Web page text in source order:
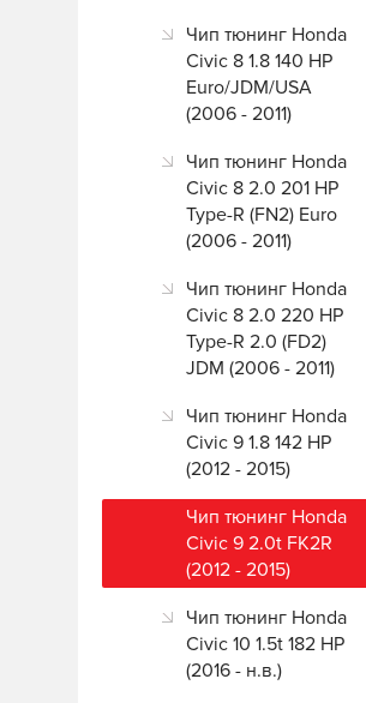
Чип тюнинг Honda
Civic 8 1.8 140 HP
Euro/JDM/USA
(2006 - 2011)
Чип тюнинг Honda
Civic 8 2.0 201 HP
Type-R (FN2) Euro
(2006 - 2011)
Чип тюнинг Honda
Civic 8 2.0 220 HP
Type-R 2.0 (FD2)
JDM (2006 - 2011)
Чип тюнинг Honda
Civic 9 1.8 142 HP
(2012 - 2015)
Чип тюнинг Honda
Civic 9 2.0t FK2R
(2012 - 2015)
Чип тюнинг Honda
Civic 10 1.5t 182 HP
(2016 - н.в.)